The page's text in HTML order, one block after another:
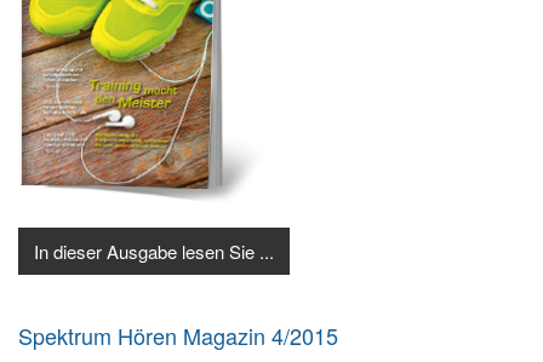
In dieser Ausgabe lesen Sie ...
Spektrum Hören Magazin 4/2015